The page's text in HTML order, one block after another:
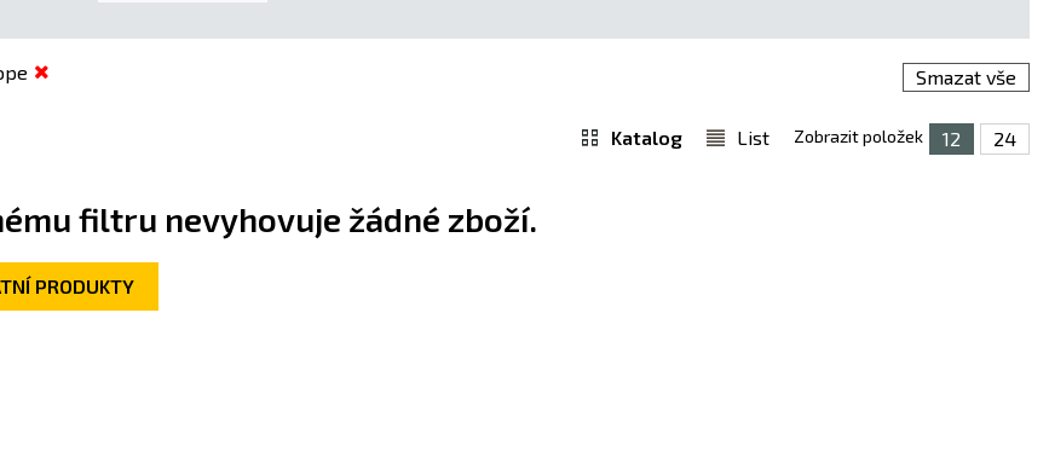
Smazat vše
Katalog List Zobrazit položek 12 24
filtru nevyhovuje žádné zboží.
PRODUKTY